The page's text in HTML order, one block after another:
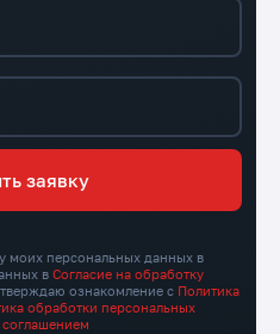
заявку
моих персональных данных в
в Согласие на обработку
ознакомление с Политика
обработки персональных
соглашением